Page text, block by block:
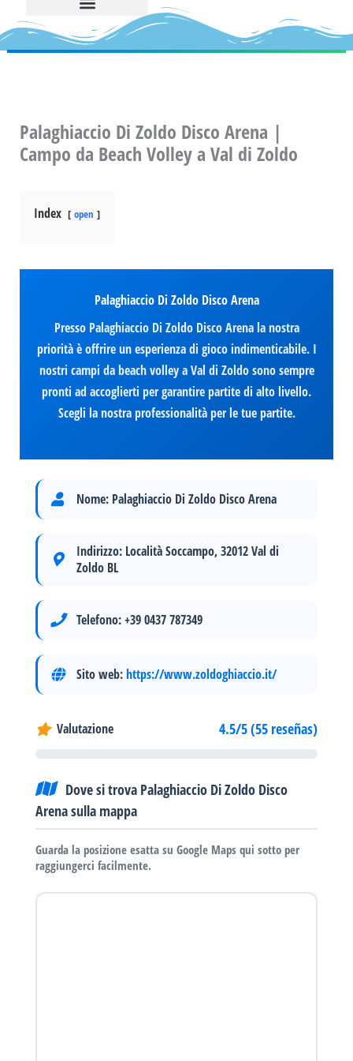
Palaghiaccio Di Zoldo Disco Arena |
Campo da Beach Volley a Val di Zoldo
Index open
Palaghiaccio Di Zoldo Disco Arena
Presso Palaghiaccio Di Zoldo Disco Arena la nostra
priorità è offrire un esperienza di gioco indimenticabile. I
nostri campi da beach volley a Val di Zoldo sono sempre
pronti ad accoglierti per garantire partite di alto livello.
Scegli la nostra professionalità per le tue partite.
Nome: Palaghiaccio Di Zoldo Disco Arena
Indirizzo: Località Soccampo, 32012 Val di
Zoldo BL
Telefono:+39 0437 787349
Sito web:https://www.zoldoghiaccio.it/
Valutazione 4.5/5 (55 reseñas)
Dove si trova Palaghiaccio Di Zoldo Disco
Arena sulla mappa
Guarda la posizione esatta su Google Maps qui sotto per
raggiungerci facilmente.